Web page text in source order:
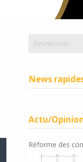
Rechercher :
News
Actu/
Réforme des